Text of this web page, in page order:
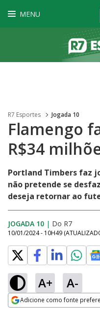
MENU
R7 Esportes Jogada 10
Flamengo
R$34
Portland Timbers faz
não pretende se
deseja retornar ao
JOGADA 10 | Do R7
10/01/2024 - 10H49
A+ A-
Adicione como fonte